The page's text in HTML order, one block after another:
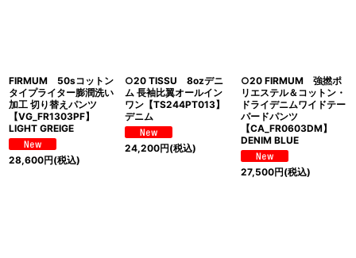
FIRMUM 50sコットン
タイプライター膨潤洗い
加工 切り替えパンツ
【VG_FR1303PF】
LIGHT GREIGE
28,600円(税込)
○20 TISSU 8ozデニ
ム 長袖比翼オールイン
ワン【TS244PT013】
デニム
24,200円(税込)
○20 FIRMUM 強撚ポ
リエステル＆コットン・
ドライデニムワイドテー
パードパンツ
【CA_FR0603DM】
DENIM BLUE
27,500円(税込)